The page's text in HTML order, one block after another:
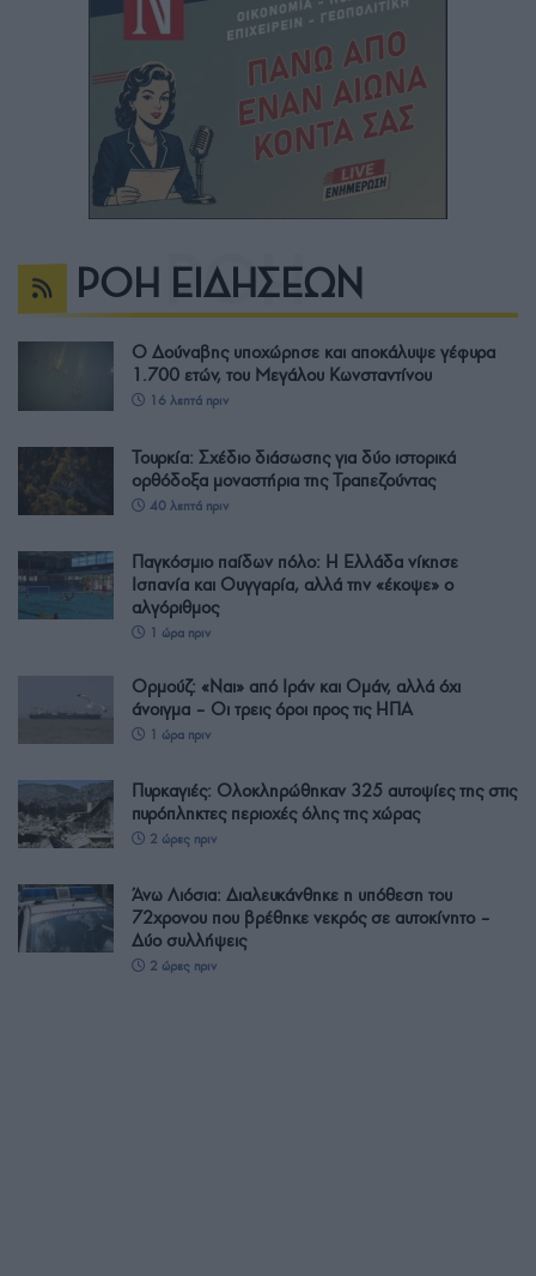
ΡΟΗ ΕΙΔΗΣΕΩΝ
Ο Δούναβης υποχώρησε και αποκάλυψε γέφυρα
1.700 ετών, του Μεγάλου Κωνσταντίνου
16 λεπτά πριν
Τουρκία: Σχέδιο διάσωσης για δύο ιστορικά
ορθόδοξα μοναστήρια της Τραπεζούντας
40 λεπτά πριν
Παγκόσμιο παίδων πόλο: Η Ελλάδα νίκησε
Ισπανία και Ουγγαρία, αλλά την «έκοψε» ο
αλγόριθμος
1 ώρα πριν
Ορμούζ: «Ναι» από Ιράν και Ομάν, αλλά όχι
άνοιγμα – Οι τρεις όροι προς τις ΗΠΑ
1 ώρα πριν
Πυρκαγιές: Ολοκληρώθηκαν 325 αυτοψίες της στις
πυρόπληκτες περιοχές όλης της χώρας
2 ώρες πριν
Άνω Λιόσια: Διαλευκάνθηκε η υπόθεση του
72χρονου που βρέθηκε νεκρός σε αυτοκίνητο –
Δύο συλλήψεις
2 ώρες πριν